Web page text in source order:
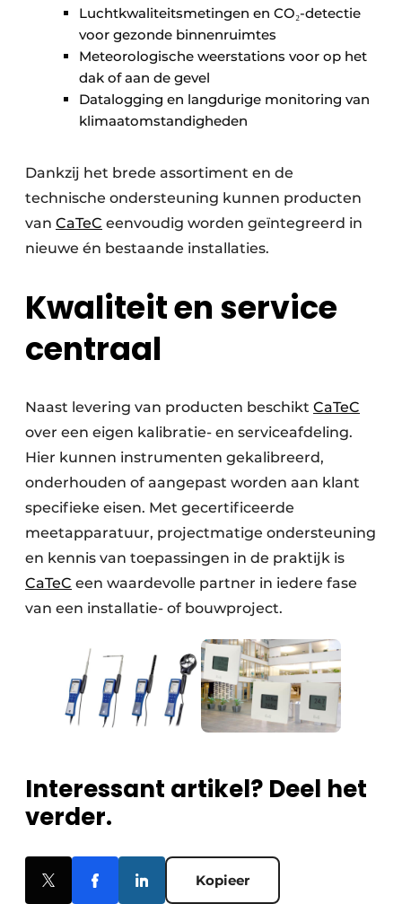
Luchtkwaliteitsmetingen en CO₂-detectie
voor gezonde binnenruimtes
Meteorologische weerstations voor op het
dak of aan de gevel
Datalogging en langdurige monitoring van
klimaatomstandigheden
Dankzij het brede assortiment en de
technische ondersteuning kunnen producten
van CaTeC eenvoudig worden geïntegreerd in
nieuwe én bestaande installaties.
Kwaliteit en service
centraal
Naast levering van producten beschikt CaTeC
over een eigen kalibratie- en serviceafdeling.
Hier kunnen instrumenten gekalibreerd,
onderhouden of aangepast worden aan klant
specifieke eisen. Met gecertificeerde
meetapparatuur, projectmatige ondersteuning
en kennis van toepassingen in de praktijk is
CaTeC een waardevolle partner in iedere fase
van een installatie- of bouwproject.
Interessant artikel? Deel het
verder.
Kopieer